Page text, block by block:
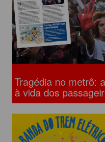
Tragédia no metrô:
à vida dos